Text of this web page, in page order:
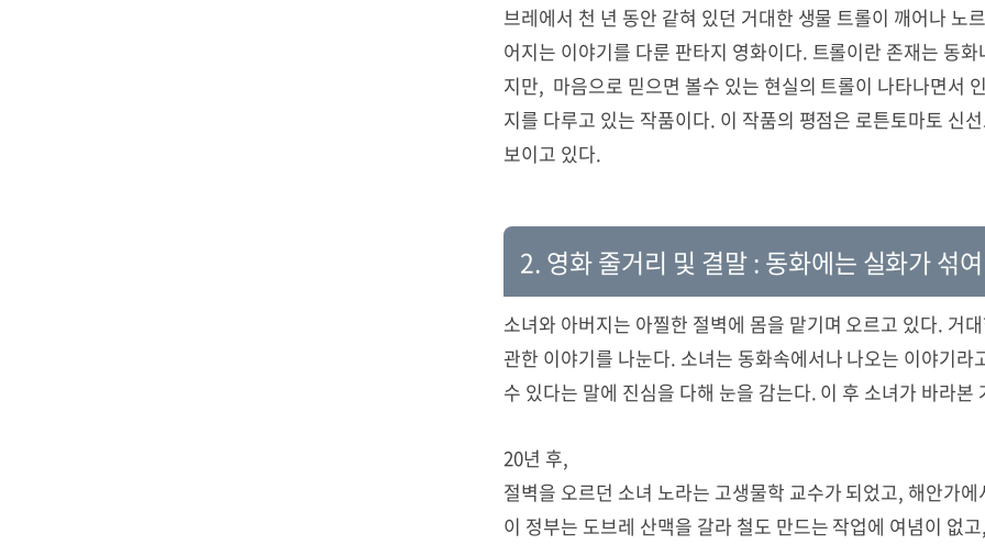
브레에서 천 년 동안 같혀 있던 거대한 생물 트롤이 깨어나 노
어지는 이야기를 다룬 판타지 영화이다. 트롤이란 존재는 동
지만, 마음으로 믿으면 볼수 있는 현실의 트롤이 나타나면서
지를 다루고 있는 작품이다. 이 작품의 평점은 로튼토마토 신
보이고 있다.
2. 영화 줄거리 및 결말 : 동화에는 실화가 섞
소녀와 아버지는 아찔한 절벽에 몸을 맡기며 오르고 있다. 거
관한 이야기를 나눈다. 소녀는 동화속에서나 나오는 이야기라
수 있다는 말에 진심을 다해 눈을 감는다. 이 후 소녀가 바라본
20년 후,
절벽을 오르던 소녀 노라는 고생물학 교수가 되었고, 해안가에
이 정부는 도브레 산맥을 갈라 철도 만드는 작업에 여념이 없고